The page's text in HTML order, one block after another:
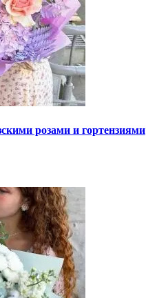
розами и гортензиями